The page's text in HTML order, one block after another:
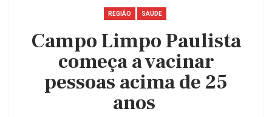
REGIÃO SAÚDE
Campo Limpo Paulista
começa a vacinar
pessoas acima de 25
anos